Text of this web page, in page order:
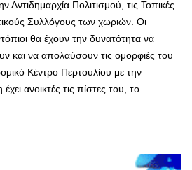
Αντιδημαρχία Πολιτισμού, τις Τοπικές
Συλλόγους των χωριών. Οι
θα έχουν την δυνατότητα να
και να απολαύσουν τις ομορφιές του
Κέντρο Περτουλίου με την
ανοικτές τις πίστες του, το …